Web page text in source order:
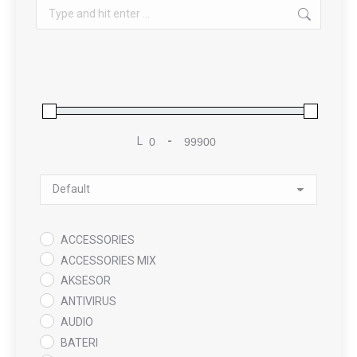
Search:
L -
Sort Products
ACCESSORIES
ACCESSORIES MIX
AKSESOR
ANTIVIRUS
AUDIO
BATERI